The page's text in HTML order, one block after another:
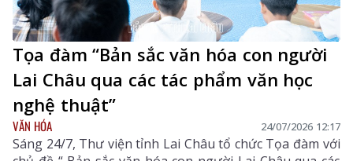
Tọa đàm “Bản sắc văn hóa con người
Lai Châu qua các tác phẩm văn học
nghệ thuật”
VĂN HÓA 24/07/2026 12:17
Sáng 24/7, Thư viện tỉnh Lai Châu tổ chức Tọa đàm với